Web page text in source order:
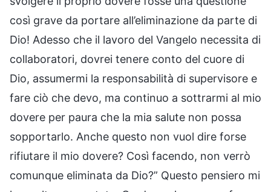
così grave da portare all’eliminazione da parte di
Dio! Adesso che il lavoro del Vangelo necessita di
collaboratori, dovrei tenere conto del cuore di
Dio, assumermi la responsabilità di supervisore e
fare ciò che devo, ma continuo a sottrarmi al mio
dovere per paura che la mia salute non possa
sopportarlo. Anche questo non vuol dire forse
rifiutare il mio dovere? Così facendo, non verrò
comunque eliminata da Dio?” Questo pensiero mi